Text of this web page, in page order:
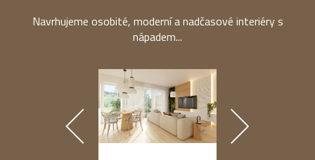
Navrhujeme osobité, moderní a nadčasové interiéry s
nápadem...